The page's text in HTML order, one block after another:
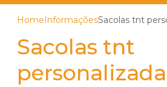
Home InformaçõesSacolas tnt
Sacolas tnt